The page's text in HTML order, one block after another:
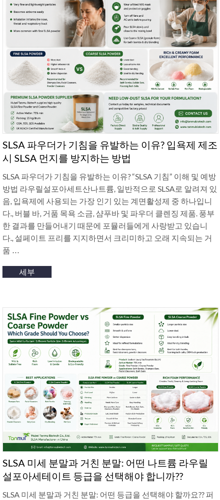
SLSA 파우더가 기침을 유발하는 이유? 입욕제 제조
시 SLSA 먼지를 방지하는 방법
SLSA 파우더가 기침을 유발하는 이유? “SLSA 기침” 이해 및 예방
방법 라우릴설포아세트산나트륨, 일반적으로 SLSA로 알려져 있
음, 입욕제에 사용되는 가장 인기 있는 계면활성제 중 하나입니
다., 버블 바, 거품 목욕 소금, 샴푸바 및 파우더 클렌징 제품. 풍부
한 결과를 만들어내기 때문에 포뮬러들에게 사랑받고 있습니
다., 설페이트 프리를 지지하면서 크리미하고 오래 지속되는 거
품 …
세부
SLSA 미세 분말과 거친 분말: 어떤 나트륨 라우릴
설포아세테이트 등급을 선택해야 합니까??
SLSA 미세 분말과 거친 분말: 어떤 등급을 선택해야 할까요?? 퍼